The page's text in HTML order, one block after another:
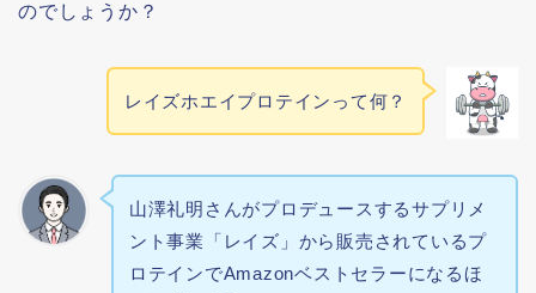
のでしょうか？
レイズホエイプロテインって何？
山澤礼明さんがプロデュースするサプリメ
ント事業「レイズ」から販売されているプ
ロテインでAmazonベストセラーになるほ